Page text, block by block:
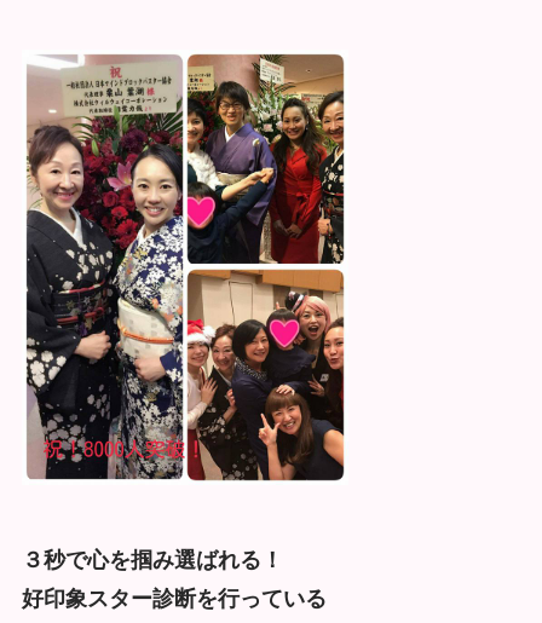
３秒で心を掴み選ばれる！
好印象スター診断を行っている